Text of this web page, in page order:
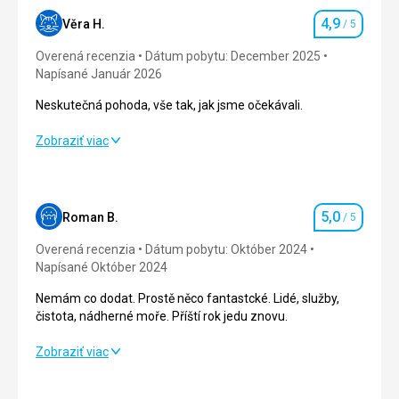
Věra H. Hodnotenie
4,9 / 5
Overená recenzia
Dátum pobytu: December 2025
Napísané Január 2026
Neskutečná pohoda, vše tak, jak jsme očekávali.
Neskutečná pohoda, vše tak, jak jsme očekávali.
Ubytovanie 5,0/ 5
Okolie
Cena
Zobraziť viac
Roman B. Hodnotenie
5,0 / 5
Overená recenzia
Dátum pobytu: Október 2024
Napísané Október 2024
Nemám co dodat. Prostě něco fantastcké. Lidé, služby,
čistota, nádherné moře. Příští rok jedu znovu.
Nemám co dodat. Prostě něco fantastcké. Lidé, služby,
Zobraziť viac